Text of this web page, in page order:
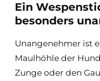
Ein
besonders
Unangenehmer ist
Maulhöhle der
Zunge oder den